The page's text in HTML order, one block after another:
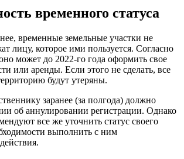
временного статуса
временные земельные участки не
лицу, которое ими пользуется. Согласно
может до 2022-го года оформить свое
или аренды. Если этого не сделать, все
будут утеряны.
заранее (за полгода) должно
об аннулировании регистрации. Однако
все же уточнить статус своего
выполнить с ним